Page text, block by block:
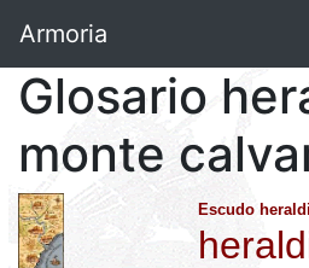
Armoria
Glosario
monte
Escudo